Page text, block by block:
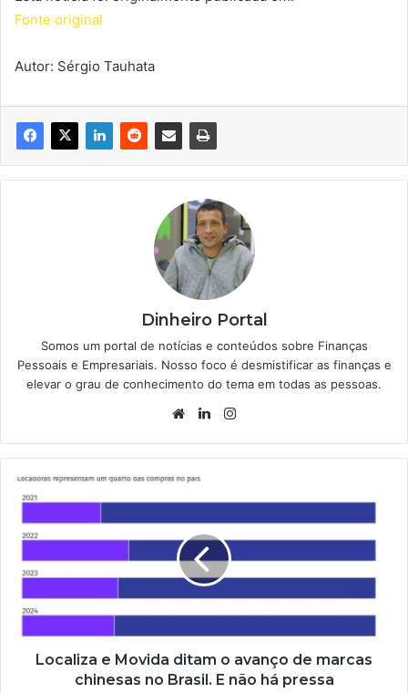
Fonte original
Autor: Sérgio Tauhata
Dinheiro Portal
Somos um portal de notícias e conteúdos sobre Finanças
Pessoais e Empresariais. Nosso foco é desmistificar as finanças e
elevar o grau de conhecimento do tema em todas as pessoas.
WebsiteLinkedin
Localiza e Movida ditam o avanço de marcas
chinesas no Brasil. E não há pressa